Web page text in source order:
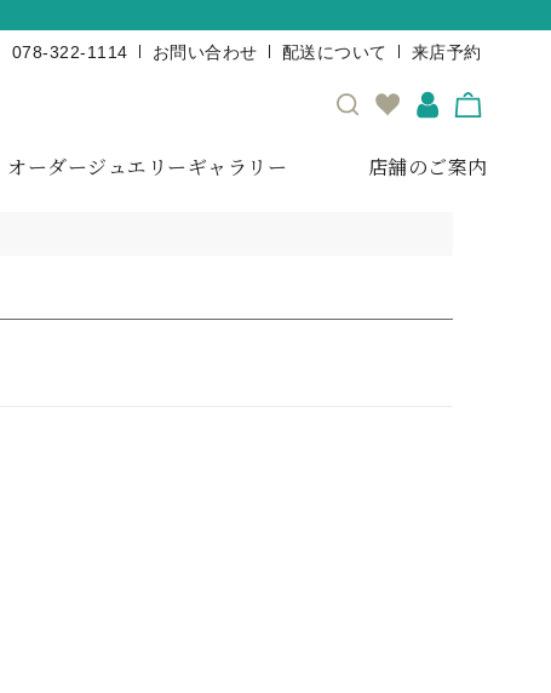
078-322-1114 お問い合わせ 配送について 来店予約
オーダージュエリーギャラリー 店舗のご案内